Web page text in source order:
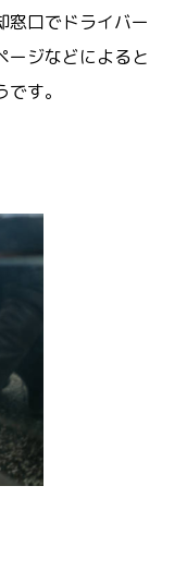
窓口でドライバー
ージなどによると
す。